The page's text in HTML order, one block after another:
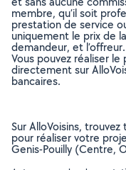
membre, qu’il soit
prestation de service
uniquement le prix de
demandeur, et l’offreur.
Vous pouvez réaliser
directement sur
bancaires.
Sur AlloVoisins,
pour réaliser votre
Genis-Pouilly (Centre,